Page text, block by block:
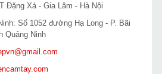
Đặng Xá - Gia Lâm - Hà Nội
Số 1052 đường Hạ Long - P. Bãi
Quảng Ninh